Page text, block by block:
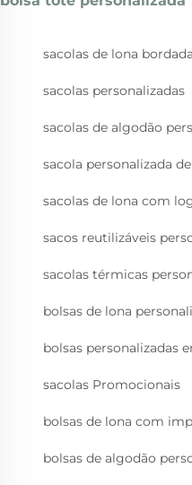
sacolas de lona
sacolas personalizadas
sacolas de algodão
sacola personalizada
sacolas de lona com
sacos reutilizáveis
sacolas térmicas
bolsas de lona
bolsas personalizadas
sacolas Promocionais
bolsas de lona com
bolsas de algodão